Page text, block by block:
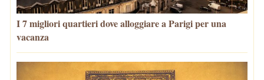
I 7 migliori quartieri dove alloggiare a Parigi per una
vacanza